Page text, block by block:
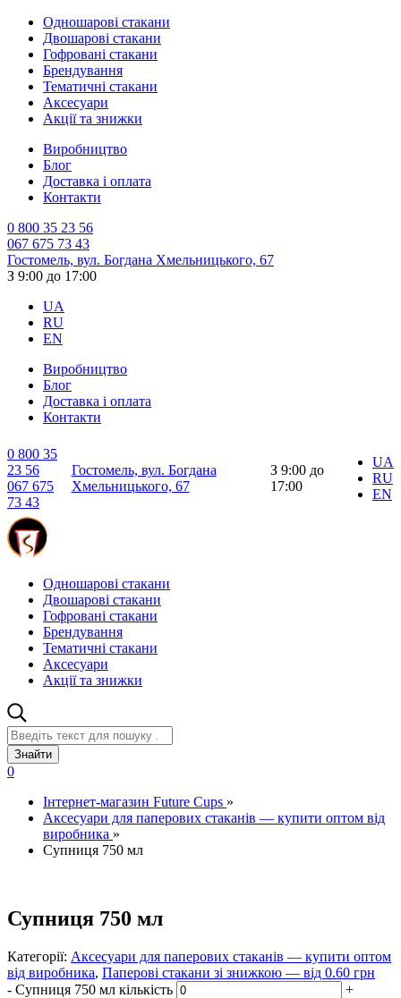
Одношарові стакани
Двошарові стакани
Гофровані стакани
Брендування
Тематичні стакани
Аксесуари
Акції та знижки
Виробництво
Блог
Доставка і оплата
Контакти
0 800 35 23 56
067 675 73 43
Гостомель, вул. Богдана Хмельницького, 67
З 9:00 до 17:00
UA
RU
EN
Виробництво
Блог
Доставка і оплата
Контакти
0 800 35
23 56
067 675
73 43
Гостомель, вул. Богдана
Хмельницького, 67
З 9:00 до
17:00
UA
RU
EN
Одношарові стакани
Двошарові стакани
Гофровані стакани
Брендування
Тематичні стакани
Аксесуари
Акції та знижки
Знайти
0
Інтернет-магазин Future Cups »
Аксесуари для паперових стаканів — купити оптом від
виробника »
Супниця 750 мл
Супниця 750 мл
Категорії: Аксесуари для паперових стаканів — купити оптом
від виробника, Паперові стакани зі знижкою — від 0.60 грн
- Супниця 750 мл кількість
+